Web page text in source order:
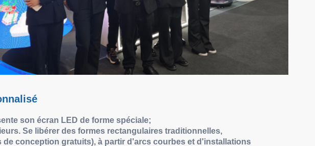
son écran LED de forme spéciale;
Se libérer des formes rectangulaires traditionnelles,
conception gratuits), à partir d'arcs courbes et d'installations